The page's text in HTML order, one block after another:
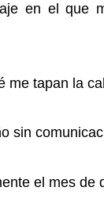
en el que
tapan la
sin
el mes